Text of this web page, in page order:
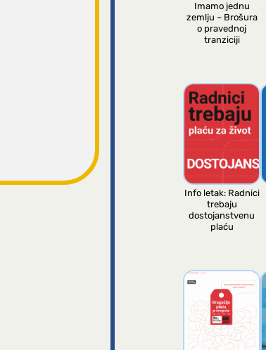
Imamo jednu
zemlju – Brošura
o pravednoj
tranziciji
Info letak: Radnici
trebaju
dostojanstvenu
plaću